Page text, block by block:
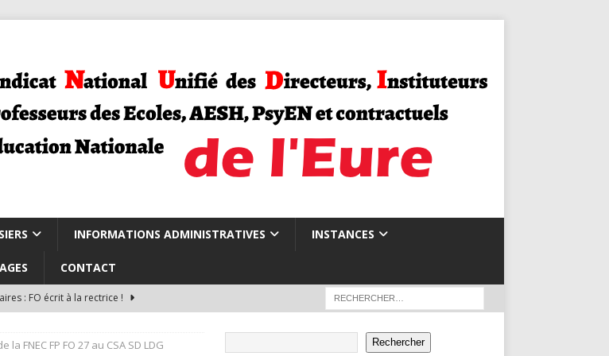
INFORMATIONS ADMINISTRATIVES INSTANCES
CONTACT
: FO écrit à la rectrice !
et rythmes scolaires
CARTE
la FNEC FP FO 27 au CSA SD LDG
Rechercher